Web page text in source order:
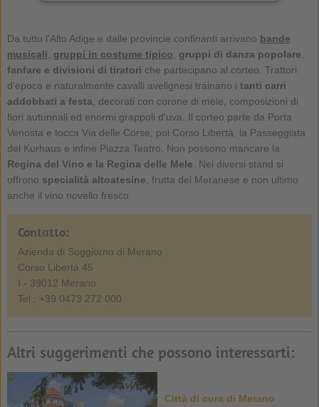
Da tutto l'Alto Adige e dalle provincie confinanti arrivano bande
musicali
gruppi in costume tipico gruppi di danza popolare
fanfare e divisioni di tiratori che partecipano al corteo. Trattori
d'epoca e naturalmente cavalli avelignesi trainano i tanti carri
addobbati a festa , decorati con corone di mele, composizioni di
fiori autunnali ed enormi grappoli d'uva. Il corteo parte da Porta
Venosta e tocca Via delle Corse, poi Corso Libertà, la Passeggiata
del Kurhaus e infine Piazza Teatro. Non possono mancare la
Regina del Vino e la Regina delle Mele . Nei diversi stand si
offrono specialità altoatesine , frutta del Meranese e non ultimo
anche il vino novello fresco.
Contatto:
Azienda di Soggiorno di Merano
Corso Libertà 45
I - 39012 Merano
Tel.: +39 0473 272 000
Altri suggerimenti che possono interessarti:
Città di cura di Merano